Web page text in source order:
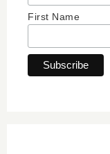
First Name